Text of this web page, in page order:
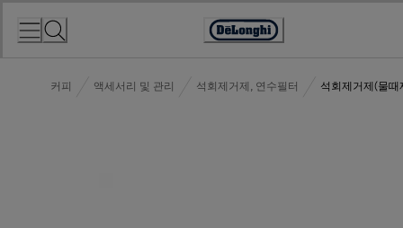
Accessibility
커피 액세서리 및 관리 석회제거제, 연수필터 석회제거제(물때